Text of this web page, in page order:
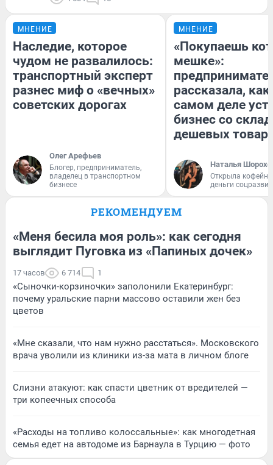
МНЕНИЕ
Наследие, которое
чудом не развалилось:
транспортный эксперт
разнес миф о «вечных»
советских дорогах
Олег Арефьев
Блогер, предприниматель,
владелец в транспортном
бизнесе
МНЕНИЕ
«Покупаешь
мешке»:
рассказала, как
самом деле
бизнес со
дешевых
Наталья
Открыла
деньги
РЕКОМЕНДУЕМ
«Меня бесила моя роль»: как сегодня
выглядит Пуговка из «Папиных дочек»
17 часов 6 714 1
«Сыночки-корзиночки» заполонили Екатеринбург:
почему уральские парни массово оставили жен без
цветов
«Мне сказали, что нам нужно расстаться». Московского
врача уволили из клиники из-за мата в личном блоге
Слизни атакуют: как спасти цветник от вредителей —
три копеечных способа
«Расходы на топливо колоссальные»: как многодетная
семья едет на автодоме из Барнаула в Турцию — фото